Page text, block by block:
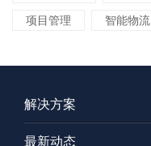
项目管理 智能物流
解决方案
最新动态